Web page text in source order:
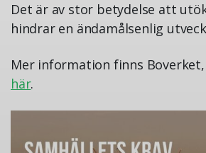
Det är av stor betydelse att
hindrar en ändamålsenlig
Mer information finns Boverket,
här.